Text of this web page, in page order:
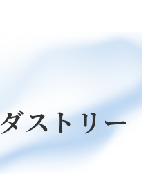
ストリー
求人については就職情
をご確認ください。